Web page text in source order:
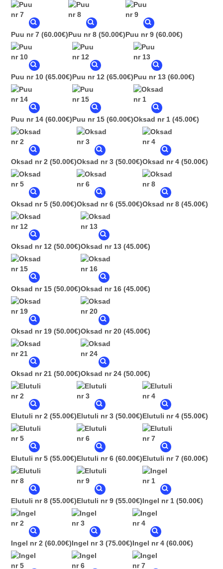
Puu nr 7 (60.00€)Puu nr 8 (50.00€)Puu nr 9 (60.00€)
Puu nr 10 (65.00€)Puu nr 12 (65.00€)Puu nr 13 (60.00€)
Puu nr 14 (60.00€)Puu nr 15 (60.00€)Oksad nr 1 (45.00€)
Oksad nr 2 (50.00€)Oksad nr 3 (50.00€)Oksad nr 4 (50.00€)
Oksad nr 5 (50.00€)Oksad nr 6 (55.00€)Oksad nr 8 (45.00€)
Oksad nr 12 (50.00€)Oksad nr 13 (45.00€)
Oksad nr 15 (50.00€)Oksad nr 16 (45.00€)
Oksad nr 19 (50.00€)Oksad nr 20 (45.00€)
Oksad nr 21 (50.00€)Oksad nr 24 (50.00€)
Elutuli nr 2 (55.00€)Elutuli nr 3 (50.00€)Elutuli nr 4 (55.00€)
Elutuli nr 5 (55.00€)Elutuli nr 6 (60.00€)Elutuli nr 7 (60.00€)
Elutuli nr 8 (55.00€)Elutuli nr 9 (55.00€)Ingel nr 1 (50.00€)
Ingel nr 2 (60.00€)Ingel nr 3 (75.00€)Ingel nr 4 (60.00€)